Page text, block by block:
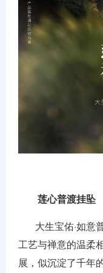
莲心普渡挂坠
大生宝佑·如意
工艺与禅意的温柔
展，似沉淀了千年